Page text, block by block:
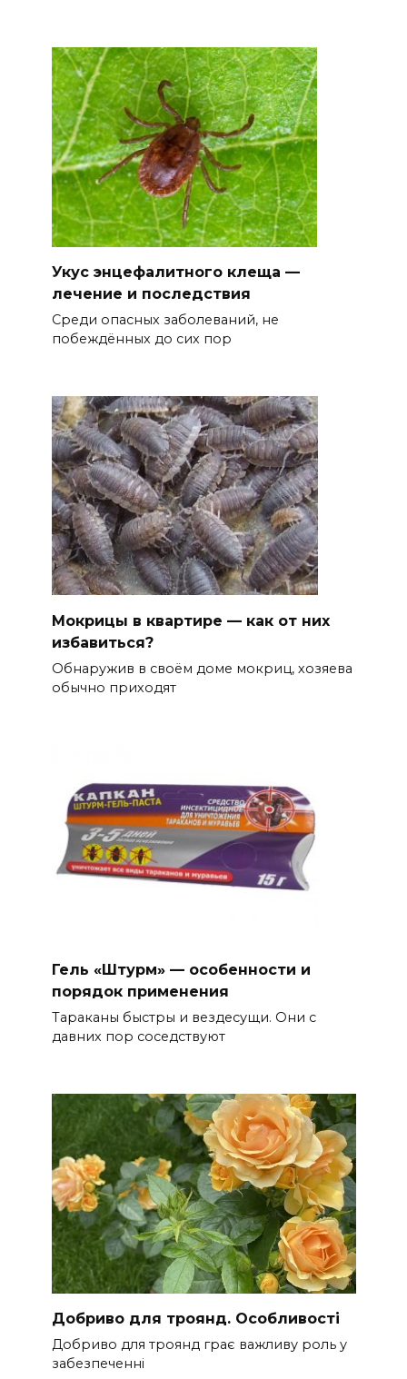
Укус энцефалитного клеща —
лечение и последствия
Среди опасных заболеваний, не
побеждённых до сих пор
Мокрицы в квартире — как от них
избавиться?
Обнаружив в своём доме мокриц, хозяева
обычно приходят
Гель «Штурм» — особенности и
порядок применения
Тараканы быстры и вездесущи. Они с
давних пор соседствуют
Добриво для троянд. Особливості
Добриво для троянд грає важливу роль у
забезпеченні